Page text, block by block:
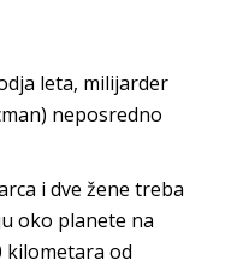
leta, milijarder
neposredno
i dve žene treba
oko planete na
kilometara od